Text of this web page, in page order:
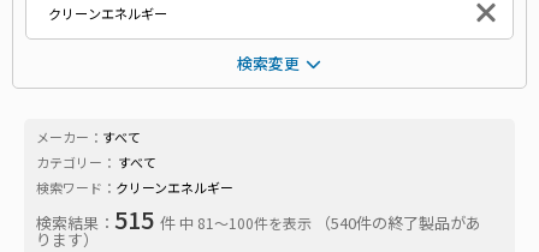
検索変更
メーカー： すべて
カテゴリー： すべて
検索ワード： クリーンエネルギー
検索結果： 515 件 中 81〜100件を表示 （540件の終了製品があ
ります）